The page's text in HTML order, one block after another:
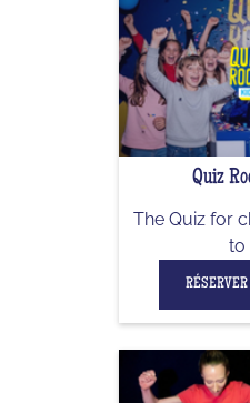
Quiz
The Quiz for
to
RÉSERVER